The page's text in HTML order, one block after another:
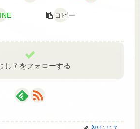
コピー
じ７をフォローする